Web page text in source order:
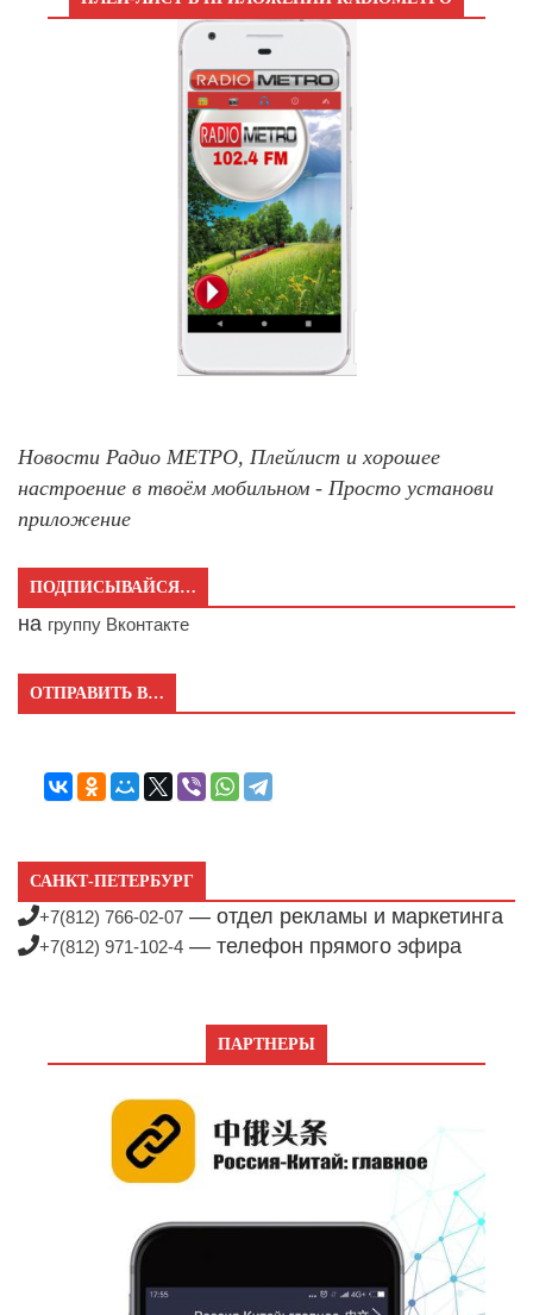
Новости Радио МЕТРО, Плейлист и хорошее
настроение в твоём мобильном - Просто установи
приложение
ПОДПИСЫВАЙСЯ…
на группу Вконтакте
ОТПРАВИТЬ В…
САНКТ-ПЕТЕРБУРГ
+7(812) 766-02-07 — отдел рекламы и маркетинга
+7(812) 971-102-4 — телефон прямого эфира
ПАРТНЕРЫ